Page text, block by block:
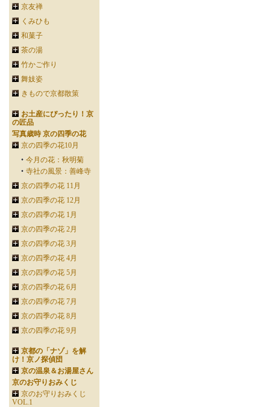
京友禅
くみひも
和菓子
茶の湯
竹かご作り
舞妓姿
きもので京都散策
お土産にぴったり！京
の匠品
写真歳時 京の四季の花
京の四季の花10月
今月の花：秋明菊
寺社の風景：善峰寺
京の四季の花 11月
京の四季の花 12月
京の四季の花 1月
京の四季の花 2月
京の四季の花 3月
京の四季の花 4月
京の四季の花 5月
京の四季の花 6月
京の四季の花 7月
京の四季の花 8月
京の四季の花 9月
京都の「ナゾ」を解
け！京ノ探偵団
京の温泉＆お湯屋さん
京のお守りおみくじ
京のお守りおみくじ
VOL.1